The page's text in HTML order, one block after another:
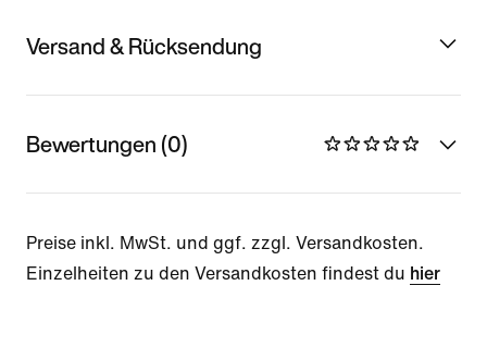
Versand & Rücksendung
Bewertungen (0)
Preise inkl. MwSt. und ggf. zzgl. Versandkosten.
Einzelheiten zu den Versandkosten findest du hier